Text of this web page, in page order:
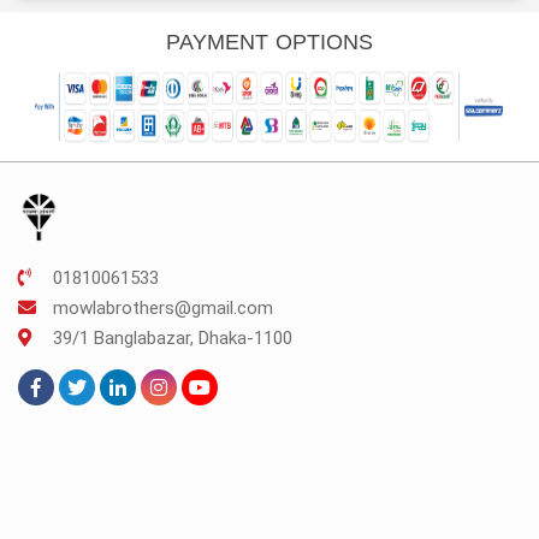
was:
TK.200.
is:
TK.150.
was:
is:
PAYMENT OPTIONS
01810061533
mowlabrothers@gmail.com
39/1 Banglabazar, Dhaka-1100